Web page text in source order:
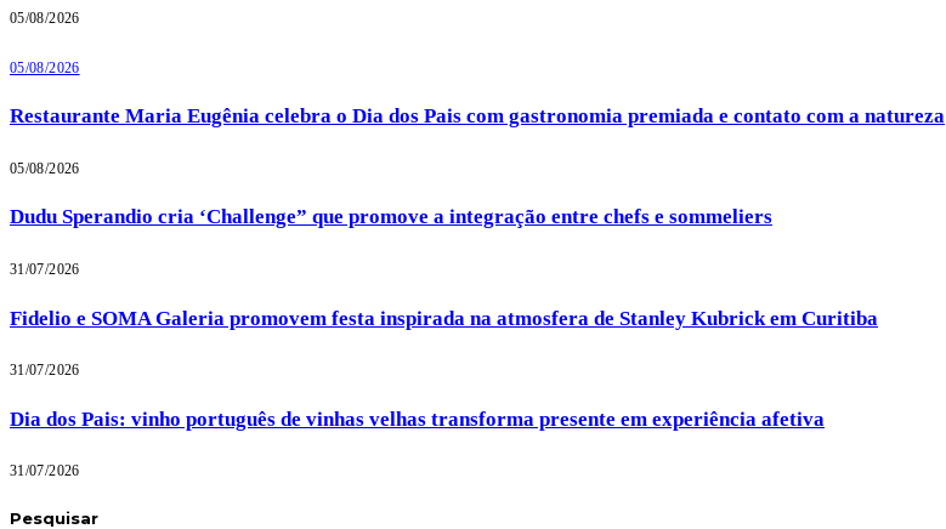
05/08/2026
05/08/2026
Restaurante Maria Eugênia celebra o Dia dos Pais com gastronomia premiada e contato com a natureza
05/08/2026
Dudu Sperandio cria ‘Challenge” que promove a integração entre chefs e sommeliers
31/07/2026
Fidelio e SOMA Galeria promovem festa inspirada na atmosfera de Stanley Kubrick em Curitiba
31/07/2026
Dia dos Pais: vinho português de vinhas velhas transforma presente em experiência afetiva
31/07/2026
Pesquisar